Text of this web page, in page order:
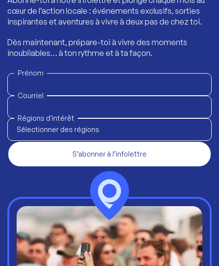
cœur de l’action locale : événements exclusifs, sorties
inspirantes et aventures à vivre à deux pas de chez toi.
Dès maintenant, prépare-toi à vivre des moments
inoubliables… à ton rythme et à ta façon.
Prénom
Courriel
Régions d'intérêt
Sélectionner des régions
S’abonner à l’infolettre